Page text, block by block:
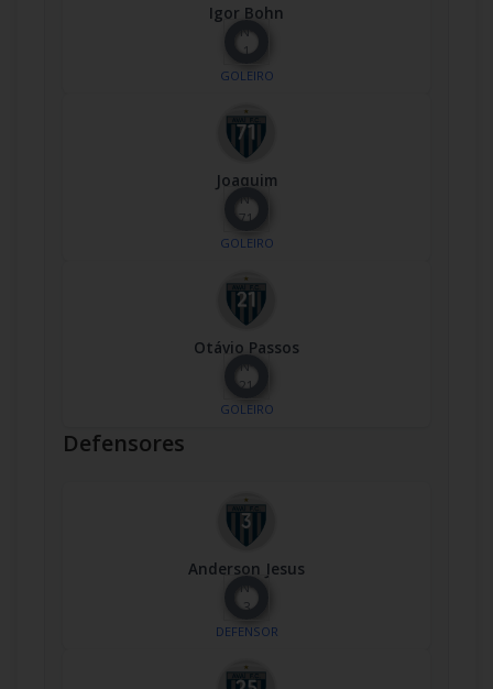
Igor Bohn
Nº
1
GOLEIRO
Joaquim
Nº
71
GOLEIRO
Otávio Passos
Nº
21
GOLEIRO
Defensores
Anderson Jesus
Nº
3
DEFENSOR